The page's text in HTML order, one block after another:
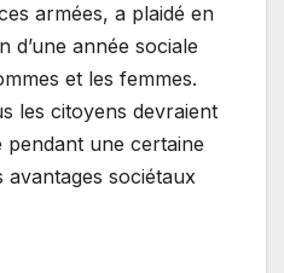
armées, a plaidé en
d’une année sociale
et les femmes.
les citoyens devraient
une certaine
avantages sociétaux